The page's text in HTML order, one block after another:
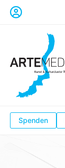
Spenden